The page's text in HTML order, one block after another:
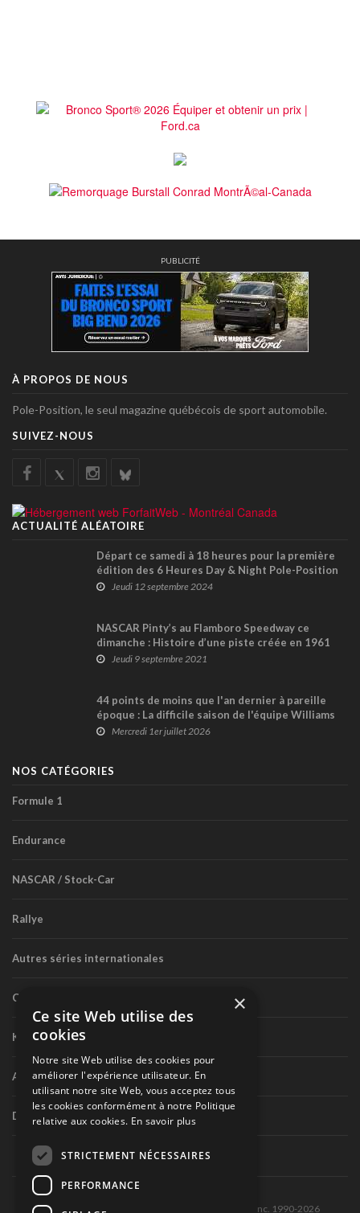
PUBLICITÉ
À PROPOS DE NOUS
Pole-Position, le seul magazine québécois de sport automobile.
SUIVEZ-NOUS
ACTUALITÉ ALÉATOIRE
Départ ce samedi à 18 heures pour la première
édition des 6 Heures Day & Night Pole-Position
à SH Karting
Jeudi 12 septembre 2024
NASCAR Pinty’s au Flamboro Speedway ce
dimanche : Histoire d’une piste créée en 1961
Jeudi 9 septembre 2021
44 points de moins que l'an dernier à pareille
époque : La difficile saison de l'équipe Williams
F1 !Mercredi 1er juillet 2026
NOS CATÉGORIES
Formule 1
Endurance
NASCAR / Stock-Car
Rallye
Autres séries internationales
Circuit routier canadien
Karting
Autres séries nationales
Divers
Tous droits réservés © Les Éditions Pole-Position inc. 1990-2026
×
Ce site Web utilise des
cookies
Notre site Web utilise des cookies pour
améliorer l'expérience utilisateur. En
utilisant notre site Web, vous acceptez tous
les cookies conformément à notre Politique
relative aux cookies. En savoir plus
STRICTEMENT NÉCESSAIRES
PERFORMANCE